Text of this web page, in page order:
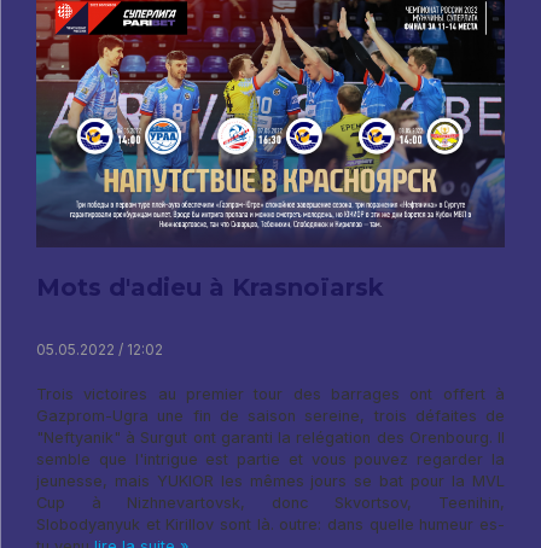
Mots d'adieu à Krasnoïarsk
05.05.2022 / 12:02
Trois victoires au premier tour des barrages ont offert à
Gazprom-Ugra une fin de saison sereine, trois défaites de
"Neftyanik" à Surgut ont garanti la relégation des Orenbourg. Il
semble que l'intrigue est partie et vous pouvez regarder la
jeunesse, mais YUKIOR les mêmes jours se bat pour la MVL
Cup à Nizhnevartovsk, donc Skvortsov, Teenihin,
Slobodyanyuk et Kirillov sont là. outre: dans quelle humeur es-